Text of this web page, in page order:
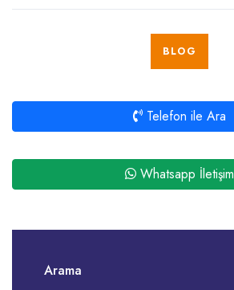
BLOG
Telefon ile Ara
Whatsapp İletişim